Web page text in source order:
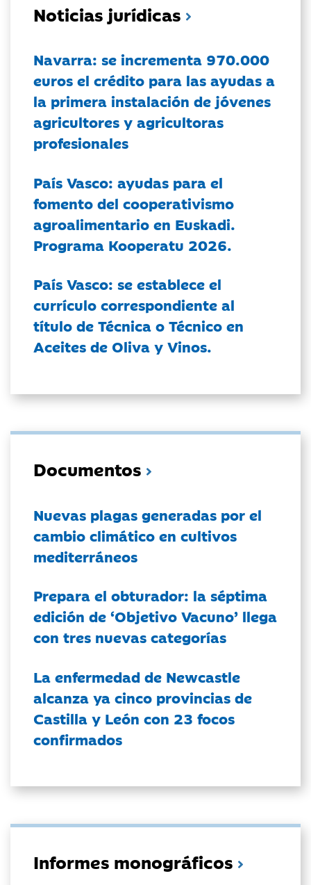
Noticias jurídicas
Navarra: se incrementa 970.000
euros el crédito para las ayudas a
la primera instalación de jóvenes
agricultores y agricultoras
profesionales
País Vasco: ayudas para el
fomento del cooperativismo
agroalimentario en Euskadi.
Programa Kooperatu 2026.
País Vasco: se establece el
currículo correspondiente al
título de Técnica o Técnico en
Aceites de Oliva y Vinos.
Documentos
Nuevas plagas generadas por el
cambio climático en cultivos
mediterráneos
Prepara el obturador: la séptima
edición de ‘Objetivo Vacuno’ llega
con tres nuevas categorías
La enfermedad de Newcastle
alcanza ya cinco provincias de
Castilla y León con 23 focos
confirmados
Informes monográficos